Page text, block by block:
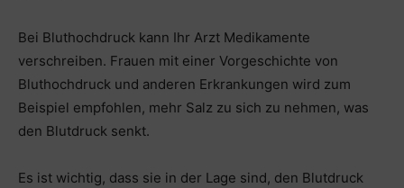
Bei Bluthochdruck kann Ihr Arzt Medikamente
verschreiben. Frauen mit einer Vorgeschichte von
Bluthochdruck und anderen Erkrankungen wird zum
Beispiel empfohlen, mehr Salz zu sich zu nehmen, was
den Blutdruck senkt.
Es ist wichtig, dass sie in der Lage sind, den Blutdruck